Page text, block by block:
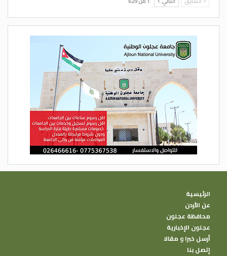
الرئيسية
عن الأردن
محافظة عجلون
عجلون الإخبارية
أرسل خبرا و مقالا
إتصل بنا